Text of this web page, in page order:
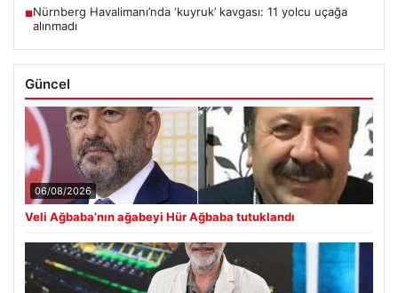
■Nürnberg Havalimanı’nda ‘kuyruk’ kavgası: 11 yolcu uçağa
alınmadı
Güncel
06/08/2026
Veli Ağbaba’nın ağabeyi Hür Ağbaba tutuklandı